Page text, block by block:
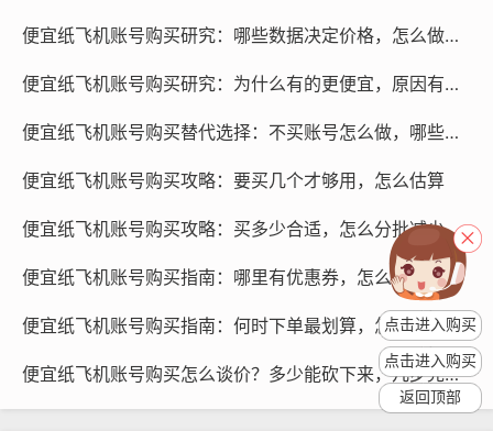
设备信息，为用户推荐感兴趣的内容和好友，增加用户的
使用频率和粘性，纸飞机还可以根据设备信息，为用户提
便宜纸飞机账号购买研究：哪些数据决定价格，怎么做分析
便宜纸飞机账号购买研究：为什么有的更便宜，原因有哪些
便宜纸飞机账号购买替代选择：不买账号怎么做，哪些替代方案
便宜纸飞机账号购买攻略：要买几个才够用，怎么估算
便宜纸飞机账号购买攻略：买多少合适，怎么分批减少损失
便宜纸飞机账号购买指南：哪里有优惠券，怎么叠加折扣
便宜纸飞机账号购买指南：何时下单最划算，怎么避开拥堵
便宜纸飞机账号购买怎么谈价？多少能砍下来，几步完成沟通
点击进入购买
点击进入购买
返回顶部